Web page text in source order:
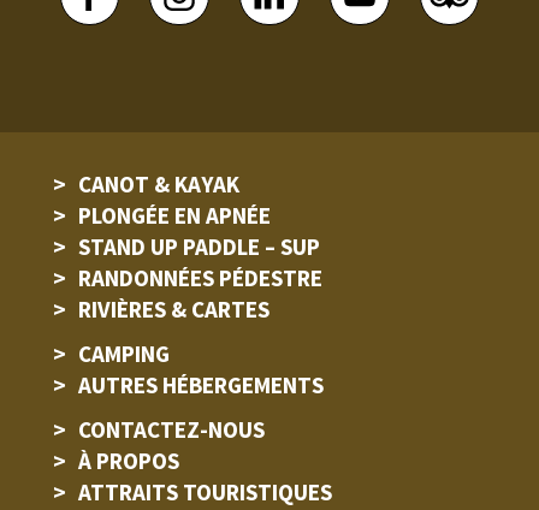
CANOT & KAYAK
PLONGÉE EN APNÉE
STAND UP PADDLE – SUP
RANDONNÉES PÉDESTRE
RIVIÈRES & CARTES
CAMPING
AUTRES HÉBERGEMENTS
CONTACTEZ-NOUS
À PROPOS
ATTRAITS TOURISTIQUES